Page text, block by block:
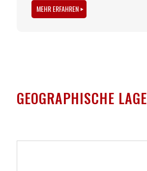
MEHR ERFAHREN
GEOGRAPHISCHE LAGE